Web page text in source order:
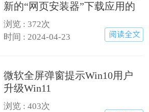
新的“网页安装器”下载应用的
安装包
浏览 : 372次
时间 : 2024-04-23
微软全屏弹窗提示Win10用户
升级Win11
浏览 :403次